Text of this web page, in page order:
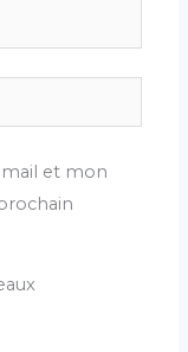
et mon